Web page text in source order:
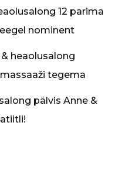
12 parima
nominent
& heaolusalong
tegema
pälvis Anne &